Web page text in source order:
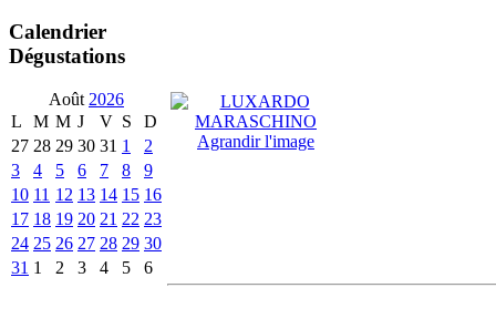
Calendrier
Dégustations
Août 2026
L
M M J V S
D
27 28 29 30 31 1
2
3
4 5 6 7 8
9
10 11 12 13 14 15 16
17 18 19 20 21 22 23
24 25 26 27 28 29 30
31 1 2 3 4 5 6
Agrandir l'image